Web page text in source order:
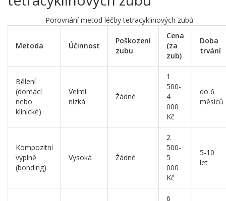
Porovnání metod léčby tetracyklinových zubů
Metoda Účinnost
Poškození
zubu
Cena
(za
zub)
Doba
trvání
Bělení
(domácí
nebo
klinické)
Velmi
nízká
Žádné
1
500-
4
000
Kč
do 6
měsíců
Kompozitní
výplně
(bonding)
Vysoká Žádné
2
500-
5
000
Kč
5-10
let
6